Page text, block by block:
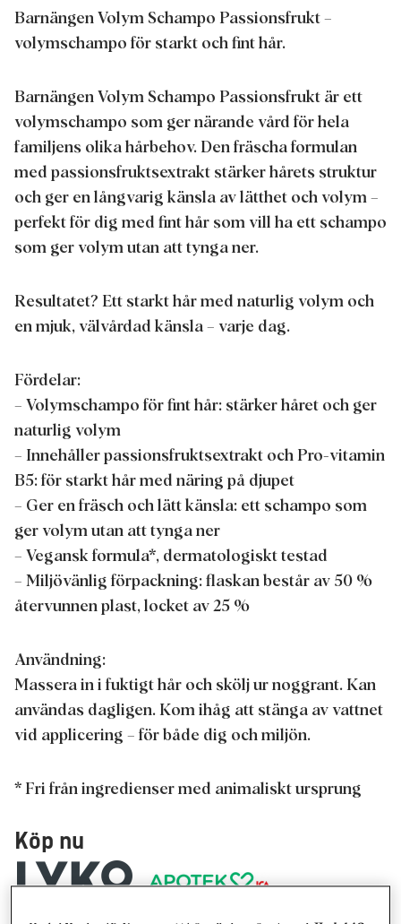
Barnängen Volym Schampo Passionsfrukt –
volymschampo för starkt och fint hår.
Barnängen Volym Schampo Passionsfrukt är ett
volymschampo som ger närande vård för hela
familjens olika hårbehov. Den fräscha formulan
med passionsfruktsextrakt stärker hårets struktur
och ger en långvarig känsla av lätthet och volym –
perfekt för dig med fint hår som vill ha ett schampo
som ger volym utan att tynga ner.
Resultatet? Ett starkt hår med naturlig volym och
en mjuk, välvårdad känsla – varje dag.
Fördelar:
– Volymschampo för fint hår: stärker håret och ger
naturlig volym
– Innehåller passionsfruktsextrakt och Pro-vitamin
B5: för starkt hår med näring på djupet
– Ger en fräsch och lätt känsla: ett schampo som
ger volym utan att tynga ner
– Vegansk formula*, dermatologiskt testad
– Miljövänlig förpackning: flaskan består av 50 %
återvunnen plast, locket av 25 %
Användning:
Massera in i fuktigt hår och skölj ur noggrant. Kan
användas dagligen. Kom ihåg att stänga av vattnet
vid applicering – för både dig och miljön.
* Fri från ingredienser med animaliskt ursprung
Köp nu